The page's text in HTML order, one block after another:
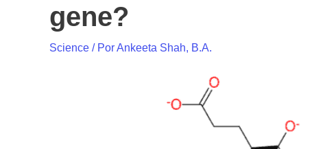
gene?
Science / PorAnkeeta Shah, B.A.